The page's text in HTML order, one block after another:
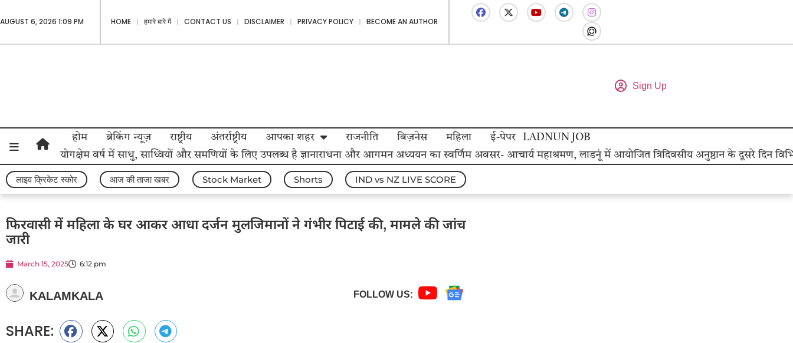
AUGUST 6, 2026 1:09 PM HOME हमारे बारे में CONTACT US DISCLAIMER PRIVACY POLICY BECOME AN AUTHOR
Sign Up
होम ब्रेकिंग न्यूज़ राष्ट्रीय अंतर्राष्ट्रीय आपका शहर राजनीति बिज़नेस महिला ई-पेपर
LADNUN JOB
योगक्षेम वर्ष में साधु, साध्वियों और समणियों के लिए उपलब्ध है ज्ञानाराधना और आगमन अध्ययन का स्वर्णिम अवसर- आचार्य महाश्रमण, लाडनूं में आयोजित त्रिदिवसीय अनुष्ठान के दूसरे दिन
लाइव क्रिकेट स्कोर आज की ताजा खबर Stock Market Shorts IND vs NZ LIVE SCORE
फिरवासी में महिला के घर आकर आधा दर्जन मुलजिमानों ने गंभीर पिटाई की, मामले की जांच
जारी
March 15, 2025 6:12 pm
KALAMKALA FOLLOW US:
SHARE: